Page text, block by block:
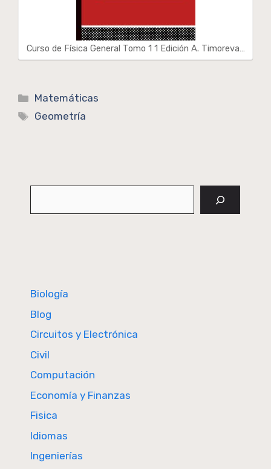
Curso de Física General Tomo 1 1 Edición A. Timoreva…
Categorías
Matemáticas
Etiquetas
Geometría
Biología
Blog
Circuitos y Electrónica
Civil
Computación
Economía y Finanzas
Fisica
Idiomas
Ingenierías